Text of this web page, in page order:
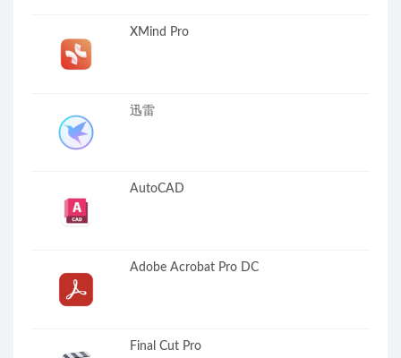
XMind Pro
迅雷
AutoCAD
Adobe Acrobat Pro DC
Final Cut Pro